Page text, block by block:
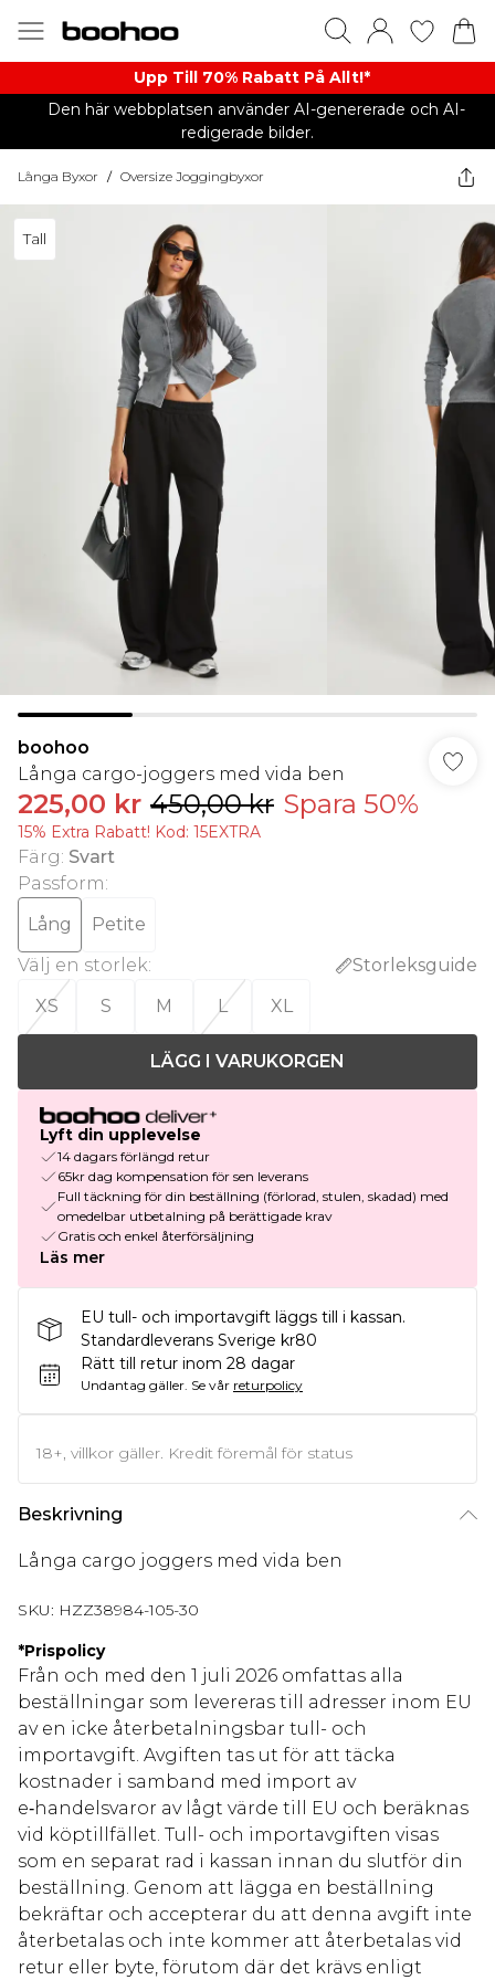
Upp Till 70% Rabatt På Allt!*
Den här webbplatsen använder AI-genererade och AI-
redigerade bilder.
Långa Byxor / Oversize Joggingbyxor
Tall
boohoo
Långa cargo-joggers med vida ben
225,00 kr 450,00 kr Spara 50%
15% Extra Rabatt! Kod: 15EXTRA
Färg: Svart
Passform:
Lång
Petite
Välj en storlek:
Storleksguide
XS
S M L XL
LÄGG I VARUKORGEN
Lyft din upplevelse
14 dagars förlängd retur
65kr dag kompensation för sen leverans
Full täckning för din beställning (förlorad, stulen, skadad) med
omedelbar utbetalning på berättigade krav
Gratis och enkel återförsäljning
Läs mer
EU tull- och importavgift läggs till i kassan.
Standardleverans Sverige kr80
Rätt till retur inom 28 dagar
Undantag gäller. Se vår returpolicy
18+, villkor gäller. Kredit föremål för status
Beskrivning
Långa cargo joggers med vida ben
SKU: HZZ38984-105-30
*Prispolicy
Från och med den 1 juli 2026 omfattas alla
beställningar som levereras till adresser inom EU
av en icke återbetalningsbar tull- och
importavgift. Avgiften tas ut för att täcka
kostnader i samband med import av
e‑handelsvaror av lågt värde till EU och beräknas
vid köptillfället. Tull- och importavgiften visas
som en separat rad i kassan innan du slutför din
beställning. Genom att lägga en beställning
bekräftar och accepterar du att denna avgift inte
återbetalas och inte kommer att återbetalas vid
retur eller byte, förutom där det krävs enligt